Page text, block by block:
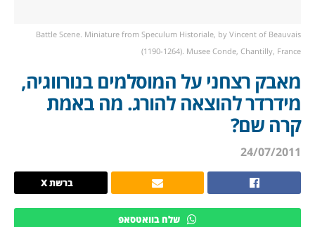
Battle Scene. Miniature from Speculum Historiale, by Vincent of Beauvais
(1190-1264). Musee Conde, Chantilly, France
מאבק רצחני על המוסלמים בנורווגיה,
מידרדר להוצאה להורג. מה באמת
קרה שם?
24/07/2011
ברשת X
שלח בוואטסאפ